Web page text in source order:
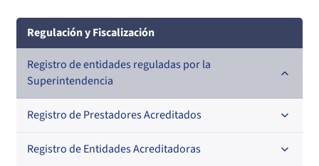
Regulación y Fiscalización
Registro de entidades reguladas por la
Superintendencia
Registro de Prestadores Acreditados
Nacional
Registro de Entidades Acreditadoras